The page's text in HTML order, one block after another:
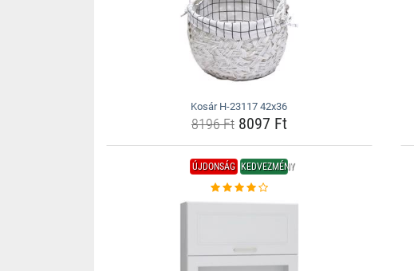
Kosár H-23117 42x36
8196 Ft8097 Ft
ÚJDONSÁG KEDVEZMÉNY